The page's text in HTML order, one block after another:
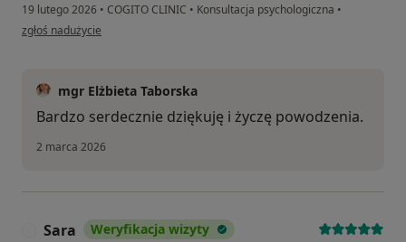
19 lutego 2026 • COGITO CLINIC • Konsultacja psychologiczna •
w opinii użytkownika Piotr
zgłoś nadużycie
mgr Elżbieta Taborska
Bardzo serdecznie dziękuję i życzę powodzenia.
2 marca 2026
Sara Weryfikacja wizyty